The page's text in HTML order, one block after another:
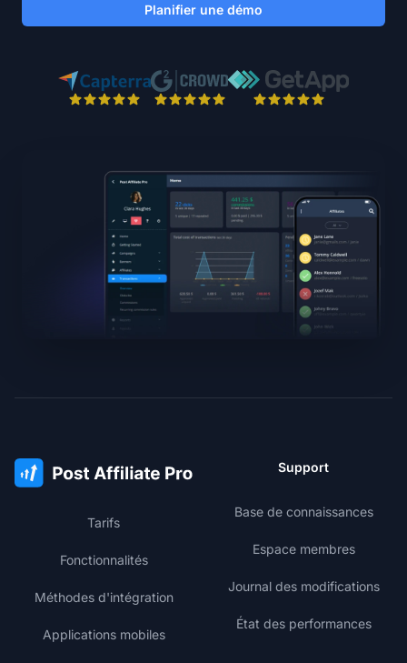
Planifier une démo
Tarifs
Fonctionnalités
Méthodes d'intégration
Applications mobiles
Support
Base de connaissances
Espace membres
Journal des modifications
État des performances